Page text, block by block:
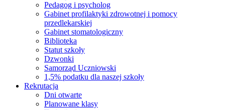
Pedagog i psycholog
Gabinet profilaktyki zdrowotnej i pomocy
przedlekarskiej
Gabinet stomatologiczny
Biblioteka
Statut szkoły
Dzwonki
Samorząd Uczniowski
1,5% podatku dla naszej szkoły
Rekrutacja
Dni otwarte
Planowane klasy